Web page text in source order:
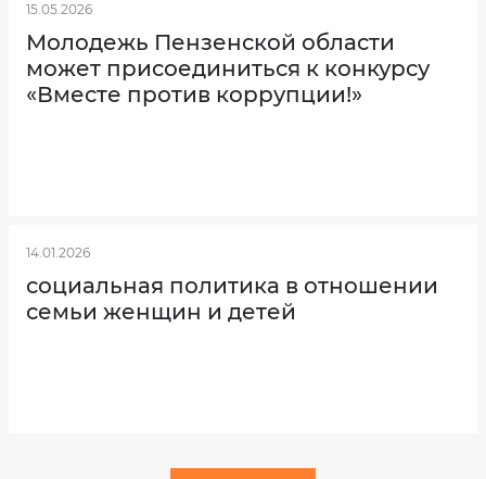
15.05.2026
Молодежь Пензенской области
может присоединиться к конкурсу
«Вместе против коррупции!»
14.01.2026
социальная политика в отношении
семьи женщин и детей